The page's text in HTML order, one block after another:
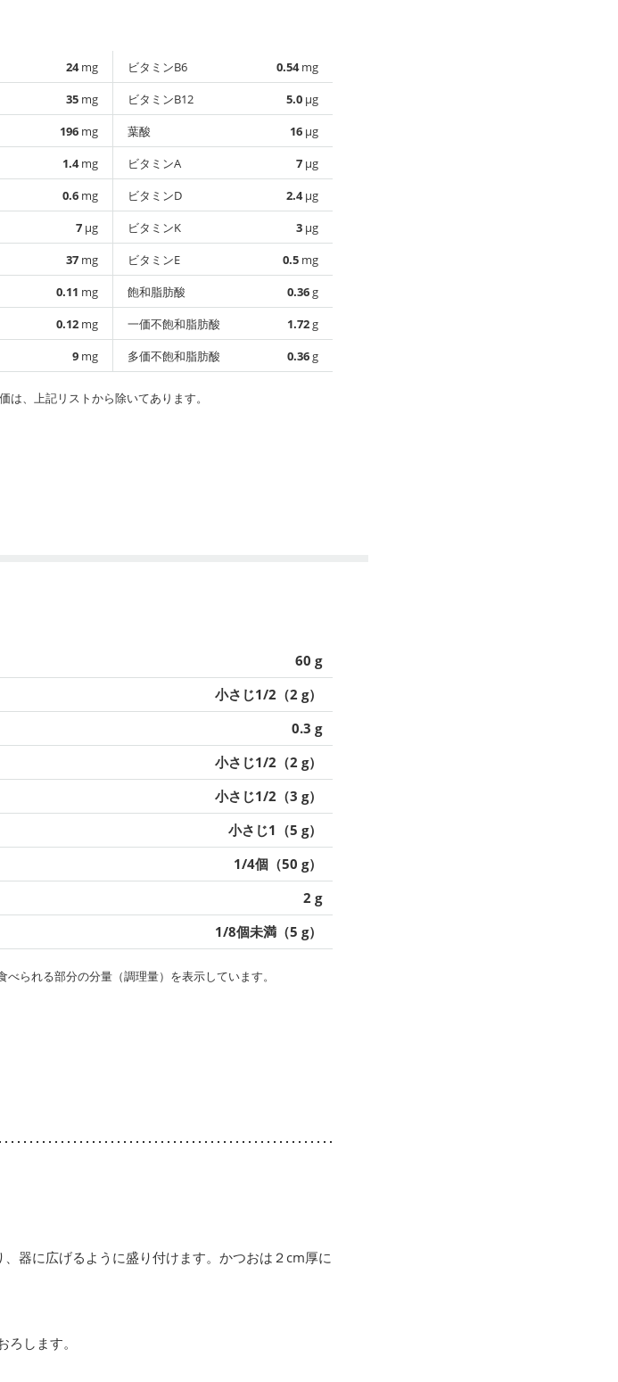
24mg
35 mg
196 mg
1.4mg
0.6 mg
7 µg
37 mg
0.11 mg
0.12 mg
9 mg
ビタミンB6 0.54mg
ビタミンB12
5.0 µg
葉酸
16 µg
ビタミンA
7 µg
ビタミンD
2.4µg
ビタミンK
3 µg
ビタミンE
0.5 mg
飽和脂肪酸
0.36g
一価不飽和脂肪酸
1.72g
多価不飽和脂肪酸
0.36g
、上記リストから除いてあります。
60 g
小さじ1/2（2 g）
0.3 g
小さじ1/2（2 g）
小さじ1/2（3 g）
小さじ1（5 g）
1/4個（50 g）
2 g
1/8個未満（5 g）
られる部分の分量（調理量）を表示しています。
器に広げるように盛り付けます。かつおは２cm厚に
します。